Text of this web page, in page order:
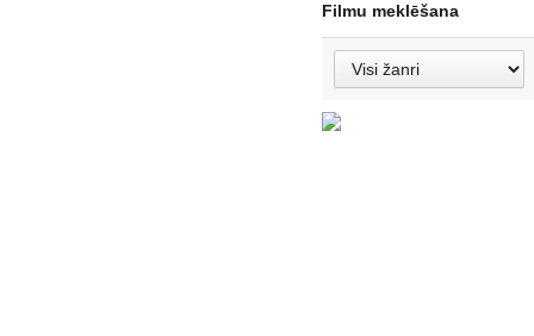
Filmu meklēšana